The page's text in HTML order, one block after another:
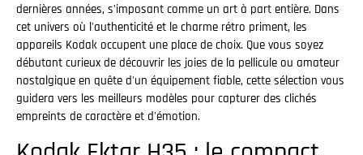
dernières années, s'imposant comme un art à part entière. Dans
cet univers où l'authenticité et le charme rétro priment, les
appareils Kodak occupent une place de choix. Que vous soyez
débutant curieux de découvrir les joies de la pellicule ou amateur
nostalgique en quête d'un équipement fiable, cette sélection vous
guidera vers les meilleurs modèles pour capturer des clichés
empreints de caractère et d'émotion.